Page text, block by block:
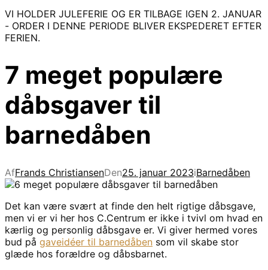
VI HOLDER JULEFERIE OG ER TILBAGE IGEN 2. JANUAR
- ORDER I DENNE PERIODE BLIVER EKSPEDERET EFTER
FERIEN.
7 meget populære
dåbsgaver til
barnedåben
AfFrands ChristiansenDen25. januar 2023iBarnedåben
Det kan være svært at finde den helt rigtige dåbsgave,
men vi er vi her hos C.Centrum er ikke i tvivl om hvad en
kærlig og personlig dåbsgave er. Vi giver hermed vores
bud på gaveidéer til barnedåben som vil skabe stor
glæde hos forældre og dåbsbarnet.